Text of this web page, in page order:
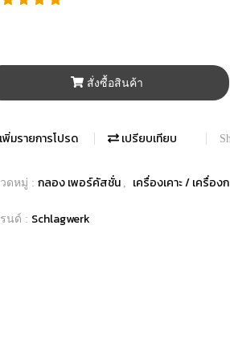
สั่งซื้อสินค้า
เพิ่มรายการโปรด เปรียบเทียบ
ดหมู่ : กลอง เพอร์คัสชั่น เครื่องเคาะ / เครื่อง
นด์ : Schlagwerk